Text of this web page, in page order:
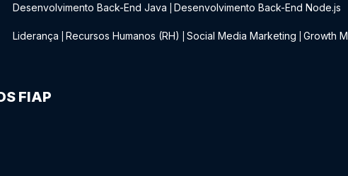
Desenvolvimento Back-End Java Desenvolvimento Back-End Node.js
Liderança Recursos Humanos (RH) Social Media Marketing Growth
FIAP